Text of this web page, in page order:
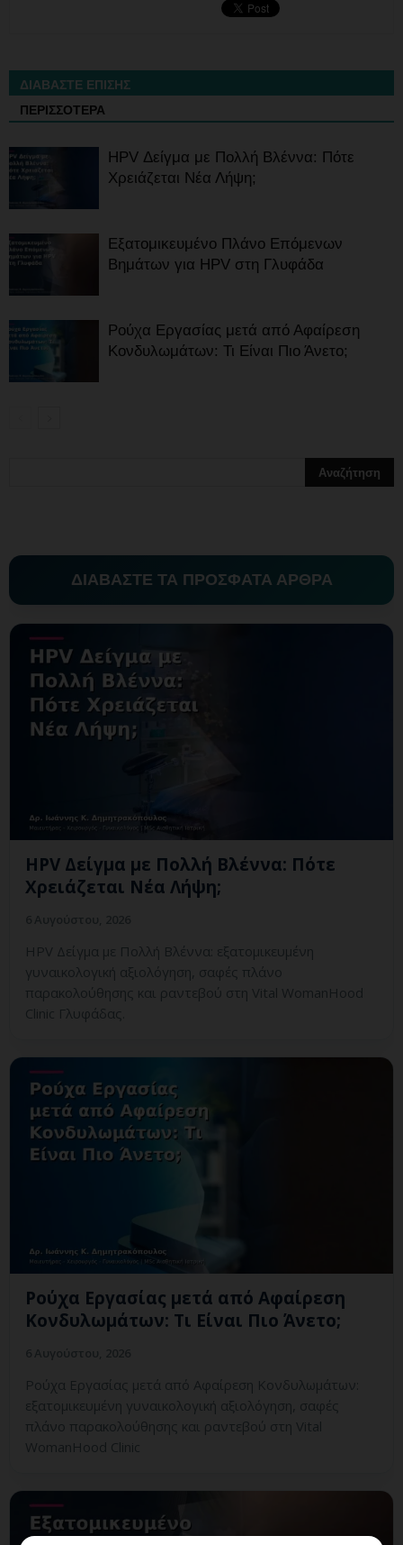
ΔΙΑΒΑΣΤΕ ΕΠΙΣΗΣ
ΠΕΡΙΣΣΟΤΕΡΑ
HPV Δείγμα με Πολλή Βλέννα: Πότε
Χρειάζεται Νέα Λήψη;
Εξατομικευμένο Πλάνο Επόμενων
Βημάτων για HPV στη Γλυφάδα
Ρούχα Εργασίας μετά από Αφαίρεση
Κονδυλωμάτων: Τι Είναι Πιο Άνετο;
ΔΙΑΒΑΣΤΕ ΤΑ ΠΡΟΣΦΑΤΑ ΑΡΘΡΑ
HPV Δείγμα με Πολλή Βλέννα: Πότε
Χρειάζεται Νέα Λήψη;
HPV Δείγμα με Πολλή Βλέννα: εξατομικευμένη
γυναικολογική αξιολόγηση, σαφές πλάνο
παρακολούθησης και ραντεβού στη Vital WomanHood
Clinic Γλυφάδας.
Ρούχα Εργασίας μετά από Αφαίρεση
Κονδυλωμάτων: Τι Είναι Πιο Άνετο;
Ρούχα Εργασίας μετά από Αφαίρεση Κονδυλωμάτων:
εξατομικευμένη γυναικολογική αξιολόγηση, σαφές
πλάνο παρακολούθησης και ραντεβού στη Vital
WomanHood Clinic